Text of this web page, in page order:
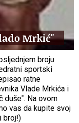
Mrkić"
broju
sportski
ratne
Vlade Mrkića i
duše". Na ovom
vas da kupite svoj
broj!)